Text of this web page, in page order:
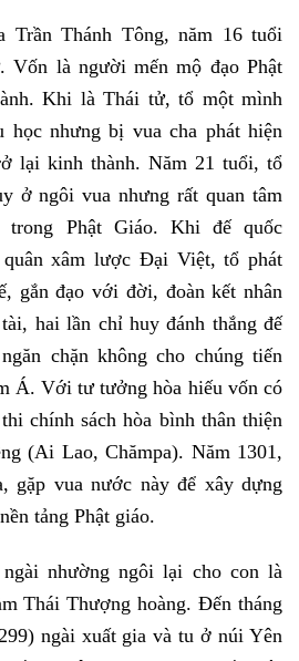
Trần Thánh Tông, năm 16 tuổi
Vốn là người mến mộ đạo Phật
Khi là Thái tử, tổ một mình
nhưng bị vua cha phát hiện
lại kinh thành. Năm 21 tuổi, tổ
ở ngôi vua nhưng rất quan tâm
trong Phật Giáo. Khi đế quốc
xâm lược Đại Việt, tổ phát
gắn đạo với đời, đoàn kết nhân
hai lần chỉ huy đánh thắng đế
chặn không cho chúng tiến
Á. Với tư tưởng hòa hiếu vốn có
chính sách hòa bình thân thiện
(Ai Lao, Chămpa). Năm 1301,
gặp vua nước này để xây dựng
tảng Phật giáo.
nhường ngôi lại cho con là
Thái Thượng hoàng. Đến tháng
ngài xuất gia và tu ở núi Yên